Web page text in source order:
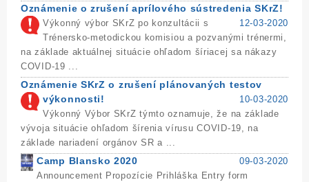
Oznámenie o zrušení aprílového sústredenia SKrZ!
12-03-2020
Výkonný výbor SKrZ po konzultácii s
Trénersko-metodickou komisiou a pozvanými trénermi,
na základe aktuálnej situácie ohľadom šíriacej sa nákazy
COVID-19 ...
Oznámenie SKrZ o zrušení plánovaných testov
výkonnosti!
10-03-2020
Výkonný Výbor SKrZ týmto oznamuje, že na základe
vývoja situácie ohľadom šírenia vírusu COVID-19, na
základe nariadení orgánov SR a ...
Camp Blansko 2020
09-03-2020
Announcement Propozície Prihláška Entry form